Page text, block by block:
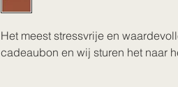
Het meest stressvrije en
cadeaubon en wij sturen het naar